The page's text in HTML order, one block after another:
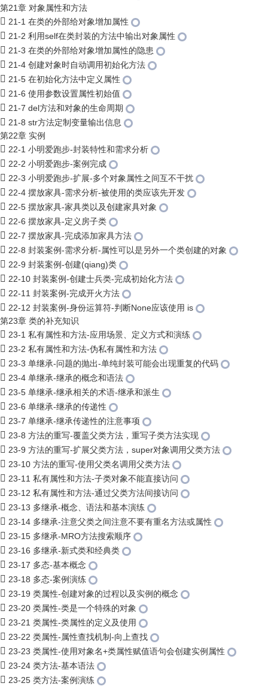
第21章 对象属性和方法
21-1 在类的外部给对象增加属性
21-2 利用self在类封装的方法中输出对象属性
21-3 在类的外部给对象增加属性的隐患
21-4 创建对象时自动调用初始化方法
21-5 在初始化方法中定义属性
21-6 使用参数设置属性初始值
21-7 del方法和对象的生命周期
21-8 str方法定制变量输出信息
第22章 实例
22-1 小明爱跑步-封装特性和需求分析
22-2 小明爱跑步-案例完成
22-3 小明爱跑步-扩展-多个对象属性之间互不干扰
22-4 摆放家具-需求分析-被使用的类应该先开发
22-5 摆放家具-家具类以及创建家具对象
22-6 摆放家具-定义房子类
22-7 摆放家具-完成添加家具方法
22-8 封装案例-需求分析-属性可以是另外一个类创建的对象
22-9 封装案例-创建(qiang)类
22-10 封装案例-创建士兵类-完成初始化方法
22-11 封装案例-完成开火方法
22-12 封装案例-身份运算符-判断None应该使用 is
第23章 类的补充知识
23-1 私有属性和方法-应用场景、定义方式和演练
23-2 私有属性和方法-伪私有属性和方法
23-3 单继承-问题的抛出-单纯封装可能会出现重复的代码
23-4 单继承-继承的概念和语法
23-5 单继承-继承相关的术语-继承和派生
23-6 单继承-继承的传递性
23-7 单继承-继承传递性的注意事项
23-8 方法的重写-覆盖父类方法，重写子类方法实现
23-9 方法的重写-扩展父类方法，super对象调用父类方法
23-10 方法的重写-使用父类名调用父类方法
23-11 私有属性和方法-子类对象不能直接访问
23-12 私有属性和方法-通过父类方法间接访问
23-13 多继承-概念、语法和基本演练
23-14 多继承-注意父类之间注意不要有重名方法或属性
23-15 多继承-MRO方法搜索顺序
23-16 多继承-新式类和经典类
23-17 多态-基本概念
23-18 多态-案例演练
23-19 类属性-创建对象的过程以及实例的概念
23-20 类属性-类是一个特殊的对象
23-21 类属性-类属性的定义及使用
23-22 类属性-属性查找机制-向上查找
23-23 类属性-使用对象名+类属性赋值语句会创建实例属性
23-24 类方法-基本语法
23-25 类方法-案例演练